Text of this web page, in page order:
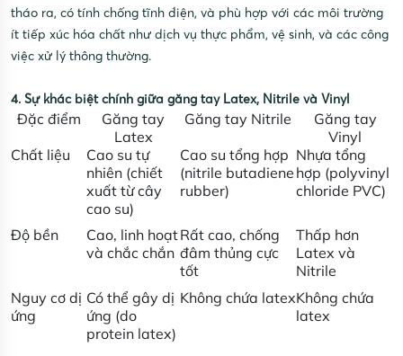
tháo ra, có tính chống tĩnh điện, và phù hợp với các môi trường
ít tiếp xúc hóa chất như dịch vụ thực phẩm, vệ sinh, và các công
việc xử lý thông thường.
4. Sự khác biệt chính giữa găng tay Latex, Nitrile và Vinyl
Đặc điểm
Găng tay
Latex
Găng tay Nitrile
Găng tay
Vinyl
Chất liệu
Cao su tự
nhiên (chiết
xuất từ cây
cao su)
Cao su tổng hợp
(nitrile butadiene
rubber)
Nhựa tổng
hợp (polyvinyl
chloride PVC)
Độ bền
Cao, linh hoạt
và chắc chắn
Rất cao, chống
đâm thủng cực
tốt
Thấp hơn
Latex và
Nitrile
Nguy cơ dị
ứng
Có thể gây dị
ứng (do
protein latex)
Không chứa latexKhông chứa
latex